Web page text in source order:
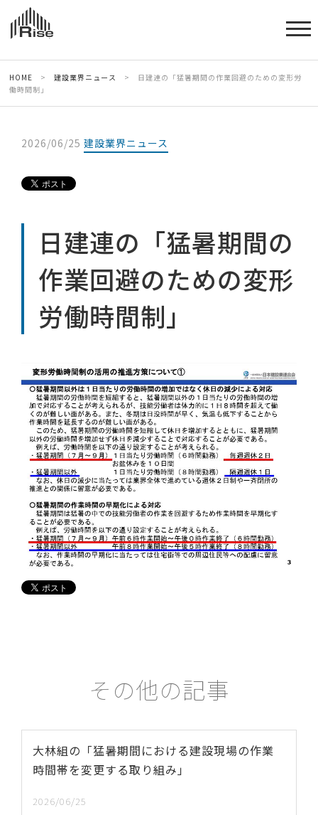
HOME > 建設業界ニュース >
日建連の「猛暑期間の作業回避のための変形労
働時間制」
2026/06/25 建設業界ニュース
日建連の「猛暑期間の
作業回避のための変形
労働時間制」
その他の記事
大林組の「猛暑期間における建設現場の作業
時間帯を変更する取り組み」
2026/06/25